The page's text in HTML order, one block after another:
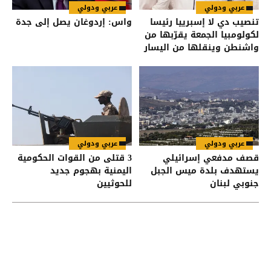
عربي ودولي
تنصيب دي لا إسبرييا رئيسا
لكولومبيا الجمعة يقرّبها من
واشنطن وينقلها من اليسار
عربي ودولي
واس: إردوغان يصل إلى جدة
عربي ودولي
قصف مدفعي إسرائيلي
يستهدف بلدة ميس الجبل
جنوبي لبنان
عربي ودولي
3 قتلى من القوات الحكومية
اليمنية بهجوم جديد
للحوثيين